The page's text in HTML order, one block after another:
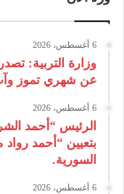
6 أغسطس، 2026
وزارة التربية:
عن شهري تموز وآب
6 أغسطس، 2026
بتعيين “أحمد رواد
السورية.
6 أغسطس، 2026